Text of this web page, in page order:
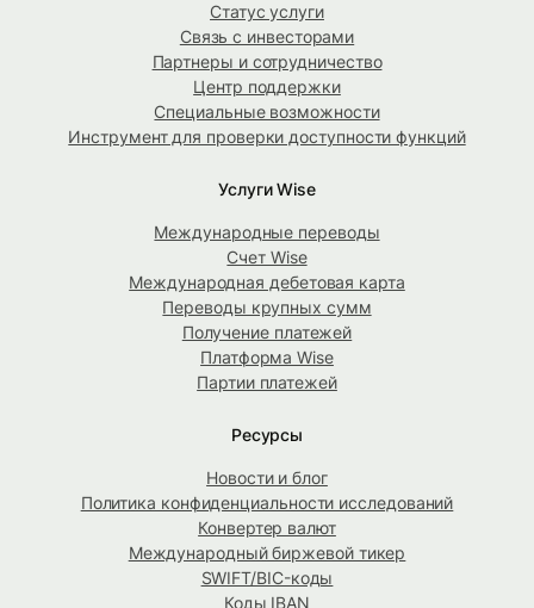
Статус услуги
Связь с инвесторами
Партнеры и сотрудничество
Центр поддержки
Специальные возможности
Инструмент для проверки доступности функций
Услуги Wise
Международные переводы
Счет Wise
Международная дебетовая карта
Переводы крупных сумм
Получение платежей
Платформа Wise
Партии платежей
Ресурсы
Новости и блог
Политика конфиденциальности исследований
Конвертер валют
Международный биржевой тикер
SWIFT/BIC-коды
Коды IBAN